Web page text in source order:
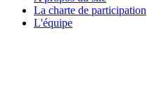
La charte de participation
L'équipe